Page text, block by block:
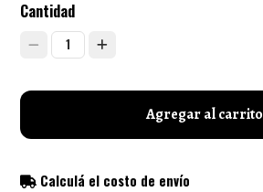
Cantidad
1
Agregar al carrito
Calculá el costo de envío